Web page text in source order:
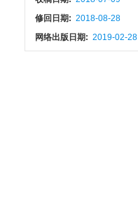
修回日期: 2018-08-28
网络出版日期: 2019-02-28